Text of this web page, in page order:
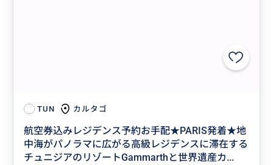
TUN カルタゴ
航空券込みレジデンス予約お手配★PARIS発着★地
中海がパノラマに広がる高級レジデンスに滞在する
チュニジアのリゾートGammarthと世界遺産カ...